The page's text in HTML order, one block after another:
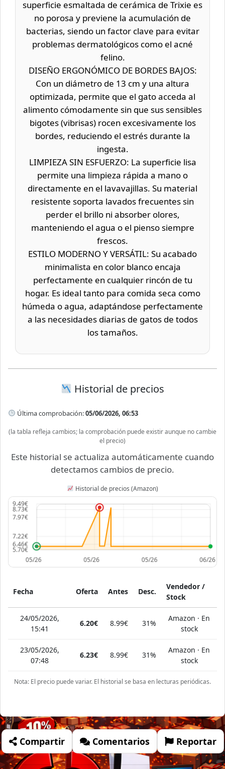
superficie esmaltada de cerámica de Trixie es
no porosa y previene la acumulación de
bacterias, siendo un factor clave para evitar
problemas dermatológicos como el acné
felino.
DISEÑO ERGONÓMICO DE BORDES BAJOS:
Con un diámetro de 13 cm y una altura
optimizada, permite que el gato acceda al
alimento cómodamente sin que sus sensibles
bigotes (vibrisas) rocen excesivamente los
bordes, reduciendo el estrés durante la
ingesta.
LIMPIEZA SIN ESFUERZO: La superficie lisa
permite una limpieza rápida a mano o
directamente en el lavavajillas. Su material
resistente soporta lavados frecuentes sin
perder el brillo ni absorber olores,
manteniendo el agua o el pienso siempre
frescos.
ESTILO MODERNO Y VERSÁTIL: Su acabado
minimalista en color blanco encaja
perfectamente en cualquier rincón de tu
hogar. Es ideal tanto para comida seca como
húmeda o agua, adaptándose perfectamente
a las necesidades diarias de gatos de todos
los tamaños.
Historial de precios
Última comprobación:05/06/2026, 06:53
(la tabla refleja cambios; la comprobación puede existir aunque no cambie
el precio)
Este historial se actualiza automáticamente cuando
detectamos cambios de precio.
Historial de precios (Amazon)
Fecha Oferta Antes Desc.
Vendedor /
Stock
24/05/2026,
15:41
6.20€ 8.99€ 31%
Amazon · En
stock
23/05/2026,
07:48
6.23€ 8.99€ 31%
Amazon · En
stock
Nota: El precio puede variar. El historial se basa en lecturas periódicas.
Compartir Comentarios Reportar